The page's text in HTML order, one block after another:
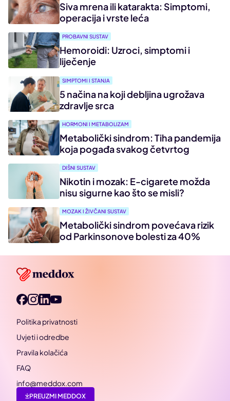
Siva mrena ili katarakta: Simptomi,
operacija i vrste leća
PROBAVNI SUSTAV
Hemoroidi: Uzroci, simptomi i
liječenje
SIMPTOMI I STANJA
5 načina na koji debljina ugrožava
zdravlje srca
HORMONI I METABOLIZAM
Metabolički sindrom: Tiha pandemija
koja pogađa svakog četvrtog
DIŠNI SUSTAV
Nikotin i mozak: E-cigarete možda
nisu sigurne kao što se misli?
MOZAK I ŽIVČANI SUSTAV
Metabolički sindrom povećava rizik
od Parkinsonove bolesti za 40%
Politika privatnosti
Uvjeti i odredbe
Pravila kolačića
FAQ
info@meddox.com
PREUZMI MEDDOX